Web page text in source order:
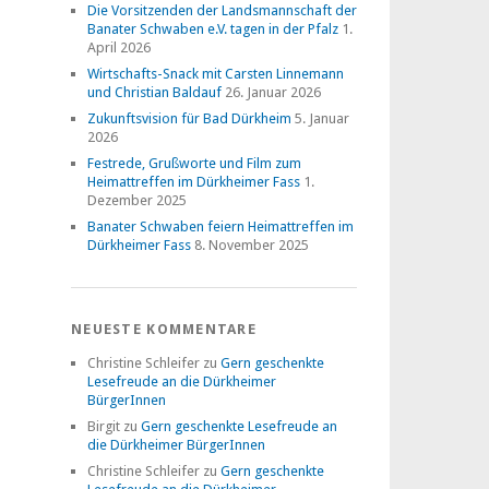
Die Vorsitzenden der Landsmannschaft der
Banater Schwaben e.V. tagen in der Pfalz 1.
April 2026
Wirtschafts-Snack mit Carsten Linnemann
und Christian Baldauf 26. Januar 2026
Zukunftsvision für Bad Dürkheim 5. Januar
2026
Festrede, Grußworte und Film zum
Heimattreffen im Dürkheimer Fass 1.
Dezember 2025
Banater Schwaben feiern Heimattreffen im
Dürkheimer Fass 8. November 2025
NEUESTE KOMMENTARE
Christine Schleifer zu Gern geschenkte
Lesefreude an die Dürkheimer
BürgerInnen
Birgit zu Gern geschenkte Lesefreude an
die Dürkheimer BürgerInnen
Christine Schleifer zu Gern geschenkte